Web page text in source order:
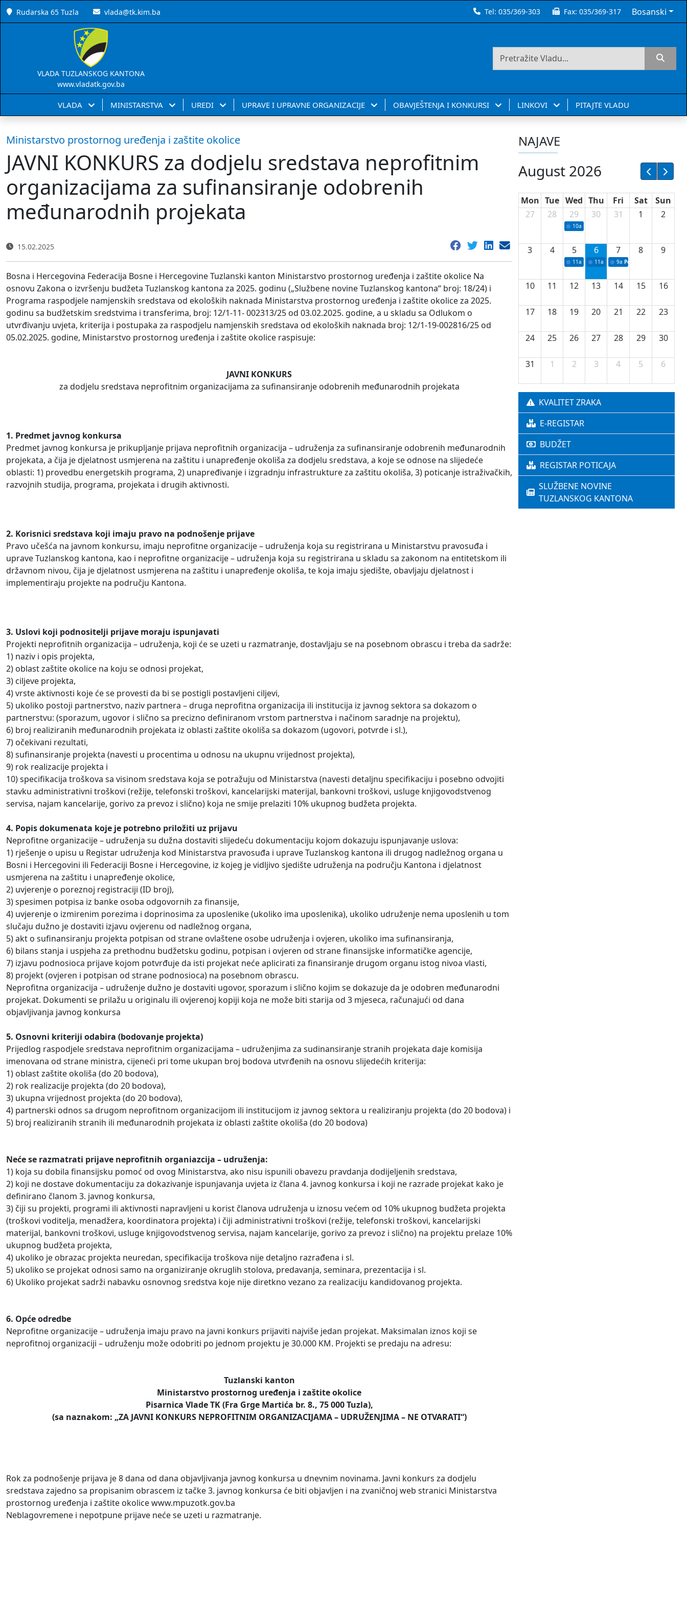
Rudarska 65 Tuzla vlada@tk.kim.ba Tel:035/369-303 Fax:035/369-317 Bosanski
VLADA TUZLANSKOG KANTONA
www.vladatk.gov.ba
VLADA MINISTARSTVA UREDI UPRAVE I UPRAVNE ORGANIZACIJE OBAVJEŠTENJA I KONKURSI LINKOVI PITAJTE VLADU
Ministarstvo prostornog uređenja i zaštite okolice
JAVNI KONKURS za dodjelu sredstava neprofitnim
organizacijama za sufinansiranje odobrenih
međunarodnih projekata
15.02.2025
Bosna i Hercegovina Federacija Bosne i Hercegovine Tuzlanski kanton Ministarstvo prostornog uređenja i zaštite okolice Na
osnovu Zakona o izvršenju budžeta Tuzlanskog kantona za 2025. godinu („Službene novine Tuzlanskog kantona“ broj: 18/24) i
Programa raspodjele namjenskih sredstava od ekoloških naknada Ministarstva prostornog uređenja i zaštite okolice za 2025.
godinu sa budžetskim sredstvima i transferima, broj: 12/1-11- 002313/25 od 03.02.2025. godine, a u skladu sa Odlukom o
utvrđivanju uvjeta, kriterija i postupaka za raspodjelu namjenskih sredstava od ekoloških naknada broj: 12/1-19-002816/25 od
05.02.2025. godine, Ministarstvo prostornog uređenja i zaštite okolice raspisuje:
JAVNI KONKURS
za dodjelu sredstava neprofitnim organizacijama za sufinansiranje odobrenih međunarodnih projekata
1. Predmet javnog konkursa
Predmet javnog konkursa je prikupljanje prijava neprofitnih organizacija – udruženja za sufinansiranje odobrenih međunarodnih
projekata, a čija je djelatnost usmjerena na zaštitu i unapređenje okoliša za dodjelu sredstava, a koje se odnose na slijedeće
oblasti: 1) provedbu energetskih programa, 2) unapređivanje i izgradnju infrastrukture za zaštitu okoliša, 3) poticanje istraživačkih,
razvojnih studija, programa, projekata i drugih aktivnosti.
2. Korisnici sredstava koji imaju pravo na podnošenje prijave
Pravo učešća na javnom konkursu, imaju neprofitne organizacije – udruženja koja su registrirana u Ministarstvu pravosuđa i
uprave Tuzlanskog kantona, kao i neprofitne organizacije – udruženja koja su registrirana u skladu sa zakonom na entitetskom ili
državnom nivou, čija je djelatnost usmjerena na zaštitu i unapređenje okoliša, te koja imaju sjedište, obavljaju djelatnost i
implementiraju projekte na području Kantona.
3. Uslovi koji podnositelji prijave moraju ispunjavati
Projekti neprofitnih organizacija – udruženja, koji će se uzeti u razmatranje, dostavljaju se na posebnom obrascu i treba da sadrže:
1) naziv i opis projekta,
2) oblast zaštite okolice na koju se odnosi projekat,
3) ciljeve projekta,
4) vrste aktivnosti koje će se provesti da bi se postigli postavljeni ciljevi,
5) ukoliko postoji partnerstvo, naziv partnera – druga neprofitna organizacija ili institucija iz javnog sektora sa dokazom o
partnerstvu: (sporazum, ugovor i slično sa precizno definiranom vrstom partnerstva i načinom saradnje na projektu),
6) broj realiziranih međunarodnih projekata iz oblasti zaštite okoliša sa dokazom (ugovori, potvrde i sl.),
7) očekivani rezultati,
8) sufinansiranje projekta (navesti u procentima u odnosu na ukupnu vrijednost projekta),
9) rok realizacije projekta i
10) specifikacija troškova sa visinom sredstava koja se potražuju od Ministarstva (navesti detaljnu specifikaciju i posebno odvojiti
stavku administrativni troškovi (režije, telefonski troškovi, kancelarijski materijal, bankovni troškovi, usluge knjigovodstvenog
servisa, najam kancelarije, gorivo za prevoz i slično) koja ne smije prelaziti 10% ukupnog budžeta projekta.
4. Popis dokumenata koje je potrebno priložiti uz prijavu
Neprofitne organizacije – udruženja su dužna dostaviti slijedeću dokumentaciju kojom dokazuju ispunjavanje uslova:
1) rješenje o upisu u Registar udruženja kod Ministarstva pravosuđa i uprave Tuzlanskog kantona ili drugog nadležnog organa u
Bosni i Hercegovini ili Federaciji Bosne i Hercegovine, iz kojeg je vidljivo sjedište udruženja na području Kantona i djelatnost
usmjerena na zaštitu i unapređenje okolice,
2) uvjerenje o poreznoj registraciji (ID broj),
3) spesimen potpisa iz banke osoba odgovornih za finansije,
4) uvjerenje o izmirenim porezima i doprinosima za uposlenike (ukoliko ima uposlenika), ukoliko udruženje nema uposlenih u tom
slučaju dužno je dostaviti izjavu ovjerenu od nadležnog organa,
5) akt o sufinansiranju projekta potpisan od strane ovlaštene osobe udruženja i ovjeren, ukoliko ima sufinansiranja,
6) bilans stanja i uspjeha za prethodnu budžetsku godinu, potpisan i ovjeren od strane finansijske informatičke agencije,
7) izjavu podnosioca prijave kojom potvrđuje da isti projekat neće aplicirati za finansiranje drugom organu istog nivoa vlasti,
8) projekt (ovjeren i potpisan od strane podnosioca) na posebnom obrascu.
Neprofitna organizacija – udruženje dužno je dostaviti ugovor, sporazum i slično kojim se dokazuje da je odobren međunarodni
projekat. Dokumenti se prilažu u originalu ili ovjerenoj kopiji koja ne može biti starija od 3 mjeseca, računajući od dana
objavljivanja javnog konkursa
5. Osnovni kriteriji odabira (bodovanje projekta)
Prijedlog raspodjele sredstava neprofitnim organizacijama – udruženjima za sudinansiranje stranih projekata daje komisija
imenovana od strane ministra, cijeneći pri tome ukupan broj bodova utvrđenih na osnovu slijedećih kriterija:
1) oblast zaštite okoliša (do 20 bodova),
2) rok realizacije projekta (do 20 bodova),
3) ukupna vrijednost projekta (do 20 bodova),
4) partnerski odnos sa drugom neprofitnom organizacijom ili institucijom iz javnog sektora u realiziranju projekta (do 20 bodova) i
5) broj realiziranih stranih ili međunarodnih projekata iz oblasti zaštite okoliša (do 20 bodova)
Neće se razmatrati prijave neprofitnih organiazcija – udruženja:
1) koja su dobila finansijsku pomoć od ovog Ministarstva, ako nisu ispunili obavezu pravdanja dodijeljenih sredstava,
2) koji ne dostave dokumentaciju za dokazivanje ispunjavanja uvjeta iz člana 4. javnog konkursa i koji ne razrade projekat kako je
definirano članom 3. javnog konkursa,
3) čiji su projekti, programi ili aktivnosti napravljeni u korist članova udruženja u iznosu većem od 10% ukupnog budžeta projekta
(troškovi voditelja, menadžera, koordinatora projekta) i čiji administrativni troškovi (režije, telefonski troškovi, kancelarijski
materijal, bankovni troškovi, usluge knjigovodstvenog servisa, najam kancelarije, gorivo za prevoz i slično) na projektu prelaze 10%
ukupnog budžeta projekta,
4) ukoliko je obrazac projekta neuredan, specifikacija troškova nije detaljno razrađena i sl.
5) ukoliko se projekat odnosi samo na organiziranje okruglih stolova, predavanja, seminara, prezentacija i sl.
6) Ukoliko projekat sadrži nabavku osnovnog sredstva koje nije diretkno vezano za realizaciju kandidovanog projekta.
6. Opće odredbe
Neprofitne organizacije – udruženja imaju pravo na javni konkurs prijaviti najviše jedan projekat. Maksimalan iznos koji se
neprofitnoj organizaciji – udruženju može odobriti po jednom projektu je 30.000 KM. Projekti se predaju na adresu:
Tuzlanski kanton
Ministarstvo prostornog uređenja i zaštite okolice
Pisarnica Vlade TK (Fra Grge Martića br. 8., 75 000 Tuzla),
(sa naznakom: „ZA JAVNI KONKURS NEPROFITNIM ORGANIZACIJAMA – UDRUŽENJIMA – NE OTVARATI“)
Rok za podnošenje prijava je 8 dana od dana objavljivanja javnog konkursa u dnevnim novinama. Javni konkurs za dodjelu
sredstava zajedno sa propisanim obrascem iz tačke 3. javnog konkursa će biti objavljen i na zvaničnoj web stranici Ministarstva
prostornog uređenja i zaštite okolice www.mpuzotk.gov.ba
Neblagovremene i nepotpune prijave neće se uzeti u razmatranje.
NAJAVE
August 2026
Mon Tue Wed Thu Fri Sat
Sun
27
28 29
10a Potpisivanje ugovora sa neprofitnim
30 31 1 2
3 4 5
11a Potpisivanje ugovora o stipendijama
6
11a Podrška razvoju vodne
7
9a Početak izgradnje nove
8 9
10 11 12 13 14 15 16
17 18 19 20 21 22 23
24 25 26 27 28 29 30
31 1 2 3 4 5 6
KVALITET ZRAKA
E-REGISTAR
BUDŽET
REGISTAR POTICAJA
SLUŽBENE NOVINE
TUZLANSKOG KANTONA